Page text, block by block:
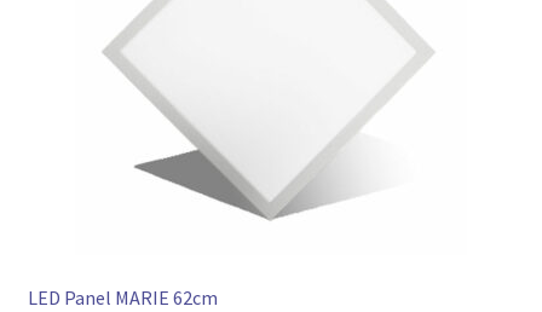
LED Panel MARIE 62cm